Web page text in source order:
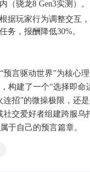
（骁龙8 Gen3实测）。
据玩家行为调整交互
务，报酬降低30%。
预言驱动世界”为核心
构建了一个“选择即命
连招”的微操极限，还
社交爱好者组建跨服乌
于自己的预言篇章。